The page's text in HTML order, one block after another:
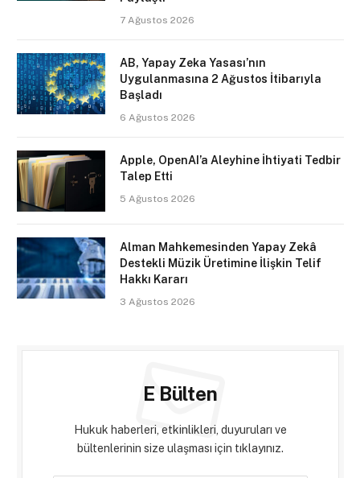
7 Ağustos 2026
AB, Yapay Zeka Yasası’nın
Uygulanmasına 2 Ağustos İtibarıyla
Başladı
6 Ağustos 2026
Apple, OpenAI’a Aleyhine İhtiyati Tedbir
Talep Etti
5 Ağustos 2026
Alman Mahkemesinden Yapay Zekâ
Destekli Müzik Üretimine İlişkin Telif
Hakkı Kararı
3 Ağustos 2026
E Bülten
Hukuk haberleri, etkinlikleri, duyuruları ve
bültenlerinin size ulaşması için tıklayınız.